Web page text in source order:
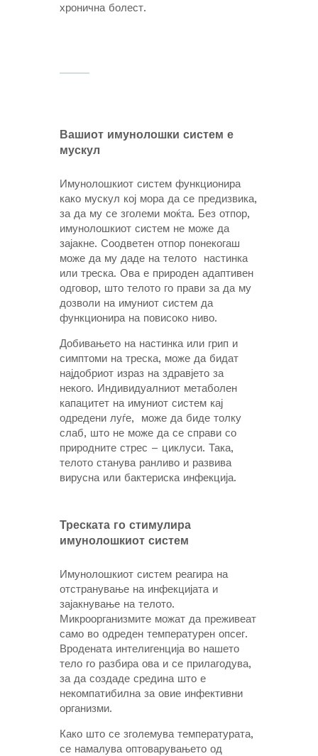
хронична болест.
Вашиот имунолошки систем е
мускул
Имунолошкиот систем функционира
како мускул кој мора да се предизвика,
за да му се зголеми моќта. Без отпор,
имунолошкиот систем не може да
зајакне. Соодветен отпор понекогаш
може да му даде на телото настинка
или треска. Ова е природен адаптивен
одговор, што телото го прави за да му
дозволи на имуниот систем да
функционира на повисоко ниво.
Добивањето на настинка или грип и
симптоми на треска, може да бидат
најдобриот израз на здравјето за
некого. Индивидуалниот метаболен
капацитет на имуниот систем кај
одредени луѓе, може да биде толку
слаб, што не може да се справи со
природните стрес – циклуси. Така,
телото станува ранливо и развива
вирусна или бактериска инфекција.
Треската го стимулира
имунолошкиот систем
Имунолошкиот систем реагира на
отстранување на инфекцијата и
зајакнување на телото.
Микроорганизмите можат да преживеат
само во одреден температурен опсег.
Вродената интелигенција во нашето
тело го разбира ова и се прилагодува,
за да создаде средина што е
некомпатибилна за овие инфективни
организми.
Како што се зголемува температурата,
се намалува оптоварувањето од